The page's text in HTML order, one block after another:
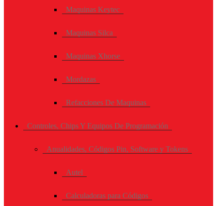
Maquinas Keytec
Maquinas Silca
Maquinas Xhorse
Mordazas
Refacciones De Maquinas
Controles, Chips Y Equipos De Programación
Anualidades, Códigos Pin, Software y Tokens
Autel
Calculadoras para Códigos